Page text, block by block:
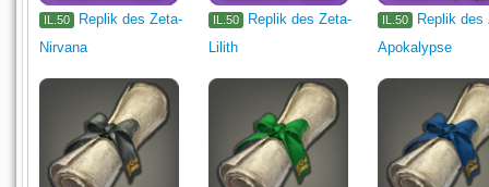
IL.50
Replik des Zeta-
Nirvana
IL.50
Replik des Zeta-
Lilith
IL.50
Replik des
Apokalypse